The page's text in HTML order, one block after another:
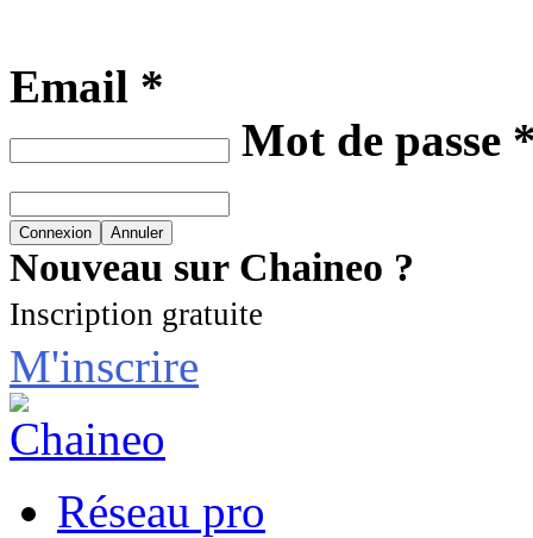
Email *
Mot de passe
Nouveau sur Chaineo ?
Inscription gratuite
M'inscrire
Réseau pro